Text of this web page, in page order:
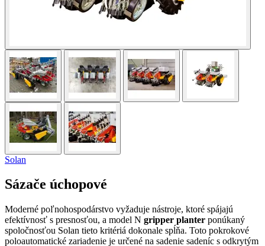
Solan
Sázače úchopové
Moderné poľnohospodárstvo vyžaduje nástroje, ktoré spájajú
efektívnosť s presnosťou, a model N gripper planter ponúkaný
spoločnosťou Solan tieto kritériá dokonale spĺňa. Toto pokrokové
poloautomatické zariadenie je určené na sadenie sadeníc s odkrytým